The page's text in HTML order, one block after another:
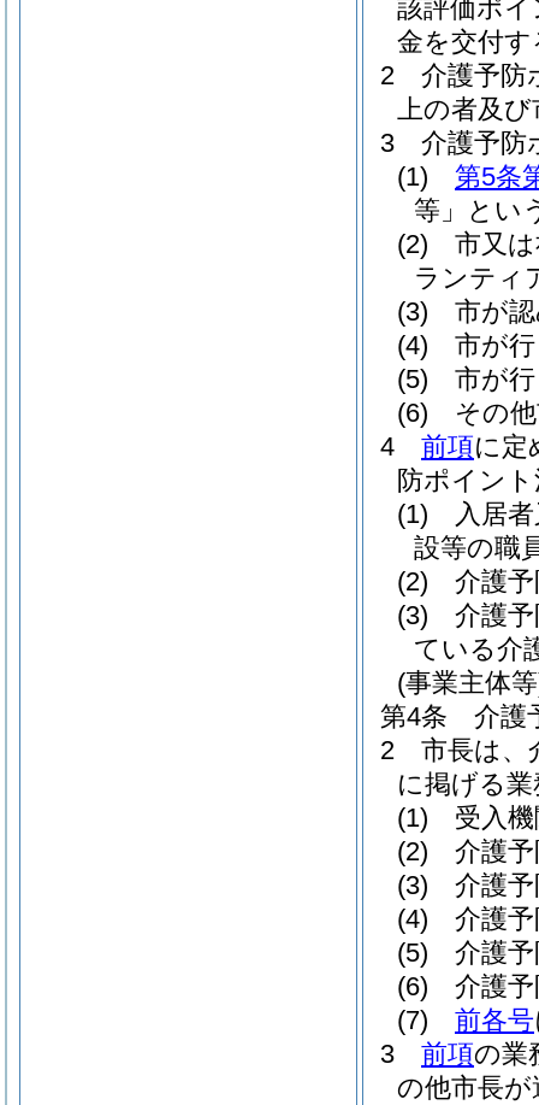
該評価ポ
金を交付
2
介護予防
上の者及
3
介護予防
(1)
第5条
等」とい
(2)
市又
ランティ
(3)
市が
(4)
市が
(5)
市が
(6)
その
4
前項に定
防ポイン
(1)
入居
設等の職
(2)
介護
(3)
介護
ている介
(事業主体
第4条
介護
2
市長は、
に掲げる
(1)
受入
(2)
介護
(3)
介護
(4)
介護
(5)
介護
(6)
介護
(7)
前各号
3
前項の業
の他市長